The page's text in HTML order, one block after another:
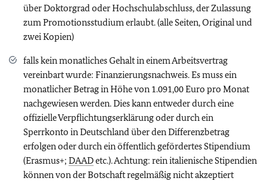
über Doktorgrad oder Hochschulabschluss, der Zulassung
zum Promotionsstudium erlaubt. (alle Seiten, Original und
zwei Kopien)
falls kein monatliches Gehalt in einem Arbeitsvertrag
vereinbart wurde: Finanzierungsnachweis. Es muss ein
monatlicher Betrag in Höhe von 1.091,00 Euro pro Monat
nachgewiesen werden. Dies kann entweder durch eine
offizielle Verpflichtungserklärung oder durch ein
Sperrkonto in Deutschland über den Differenzbetrag
erfolgen oder durch ein öffentlich gefördertes Stipendium
(Erasmus+; DAADetc.). Achtung: rein italienische Stipendien
können von der Botschaft regelmäßig nicht akzeptiert